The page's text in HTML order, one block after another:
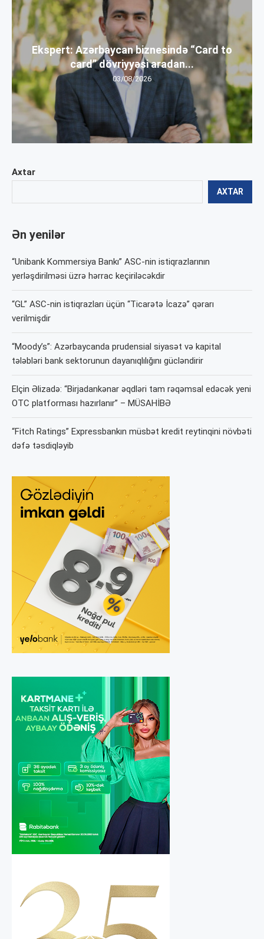
Axtar
AXTAR
Ən yenilər
“Unibank Kommersiya Bankı” ASC-nin istiqrazlarının
yerləşdirilməsi üzrə hərrac keçiriləcəkdir
“GL” ASC-nin istiqrazları üçün “Ticarətə İcazə” qərarı
verilmişdir
“Moody’s”: Azərbaycanda prudensial siyasət və kapital
tələbləri bank sektorunun dayanıqlılığını gücləndirir
Elçin Əlizadə: “Birjadankənar əqdləri tam rəqəmsal edəcək yeni
OTC platforması hazırlanır” – MÜSAHİBƏ
“Fitch Ratings” Expressbankın müsbət kredit reytinqini növbəti
dəfə təsdiqləyib
Ekspert: Azərbaycan biznesində “Card to
card” dövriyyəsi aradan...
03/08/2026